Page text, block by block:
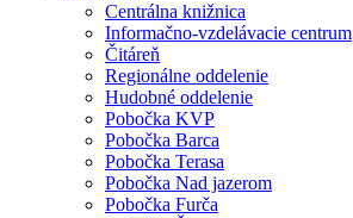
Centrálna knižnica
Informačno-vzdelávacie centrum
Čitáreň
Regionálne oddelenie
Hudobné oddelenie
Pobočka KVP
Pobočka Barca
Pobočka Terasa
Pobočka Nad jazerom
Pobočka Furča